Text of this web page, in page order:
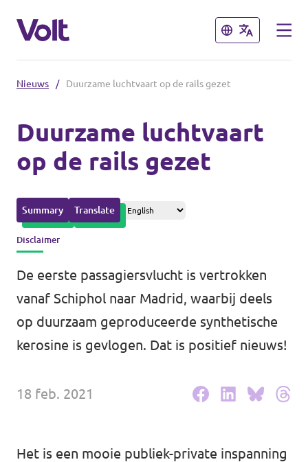
Sluiten
Volt Amsterdam
Volt Arnhem
Volt Delft
...alle Volt gemeenten
Afdelingen in de provincies
Volt Drenthe
Volt Fryslân
Sluiten
Standpunten
Over Volt
Mensen
Nieuws
Agenda
Word lid
Nieuws / Duurzame luchtvaart op de rails gezet
Duurzame luchtvaart
op de rails gezet
Summary Translate
Disclaimer
De eerste passagiersvlucht is vertrokken
vanaf Schiphol naar Madrid, waarbij deels
op duurzaam geproduceerde synthetische
kerosine is gevlogen. Dat is positief nieuws!
18 feb. 2021
Het is een mooie publiek-private inspanning